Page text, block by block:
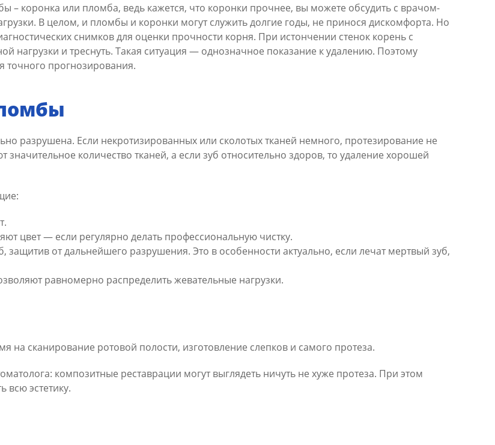
– коронка или пломба, ведь кажется, что коронки прочнее, вы можете обсудить с врачом-
В целом, и пломбы и коронки могут служить долгие годы, не принося дискомфорта. Но
снимков для оценки прочности корня. При истончении стенок корень с
нагрузки и треснуть. Такая ситуация — однозначное показание к удалению. Поэтому
точного прогнозирования.
разрушена. Если некротизированных или сколотых тканей немного, протезирование не
количество тканей, а если зуб относительно здоров, то удаление хорошей
цвет — если регулярно делать профессиональную чистку.
от дальнейшего разрушения. Это в особенности актуально, если лечат мертвый зуб,
равномерно распределить жевательные нагрузки.
на сканирование ротовой полости, изготовление слепков и самого протеза.
композитные реставрации могут выглядеть ничуть не хуже протеза. При этом
эстетику.